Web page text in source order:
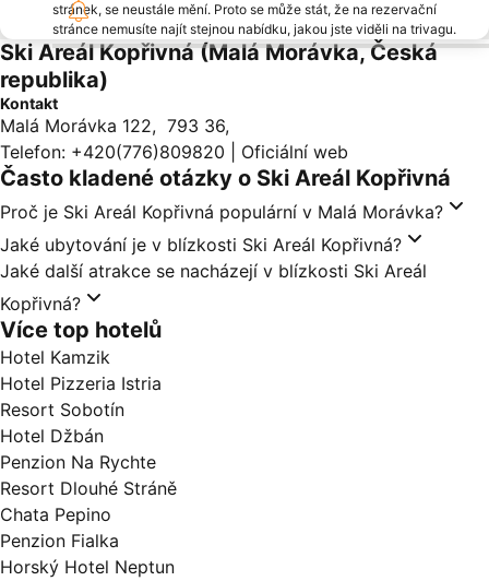
stránek, se neustále mění. Proto se může stát, že na rezervační
stránce nemusíte najít stejnou nabídku, jakou jste viděli na trivagu.
Ski Areál Kopřivná (Malá Morávka, Česká
republika)
Kontakt
Malá Morávka 122, 793 36,
Telefon: +420(776)809820 Oficiální web
Často kladené otázky o Ski Areál Kopřivná
Proč je Ski Areál Kopřivná populární v Malá Morávka?
Jaké ubytování je v blízkosti Ski Areál Kopřivná?
Jaké další atrakce se nacházejí v blízkosti Ski Areál
Kopřivná?
Více top hotelů
Hotel Kamzik
Hotel Pizzeria Istria
Resort Sobotín
Hotel Džbán
Penzion Na Rychte
Resort Dlouhé Stráně
Chata Pepino
Penzion Fialka
Horský Hotel Neptun